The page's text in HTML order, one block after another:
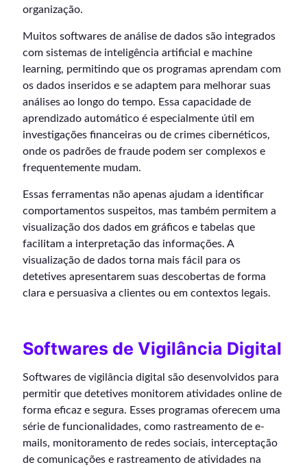
organização.
Muitos softwares de análise de dados são integrados
com sistemas de inteligência artificial e machine
learning, permitindo que os programas aprendam com
os dados inseridos e se adaptem para melhorar suas
análises ao longo do tempo. Essa capacidade de
aprendizado automático é especialmente útil em
investigações financeiras ou de crimes cibernéticos,
onde os padrões de fraude podem ser complexos e
frequentemente mudam.
Essas ferramentas não apenas ajudam a identificar
comportamentos suspeitos, mas também permitem a
visualização dos dados em gráficos e tabelas que
facilitam a interpretação das informações. A
visualização de dados torna mais fácil para os
detetives apresentarem suas descobertas de forma
clara e persuasiva a clientes ou em contextos legais.
Softwares de Vigilância Digital
Softwares de vigilância digital são desenvolvidos para
permitir que detetives monitorem atividades online de
forma eficaz e segura. Esses programas oferecem uma
série de funcionalidades, como rastreamento de e-
mails, monitoramento de redes sociais, interceptação
de comunicações e rastreamento de atividades na